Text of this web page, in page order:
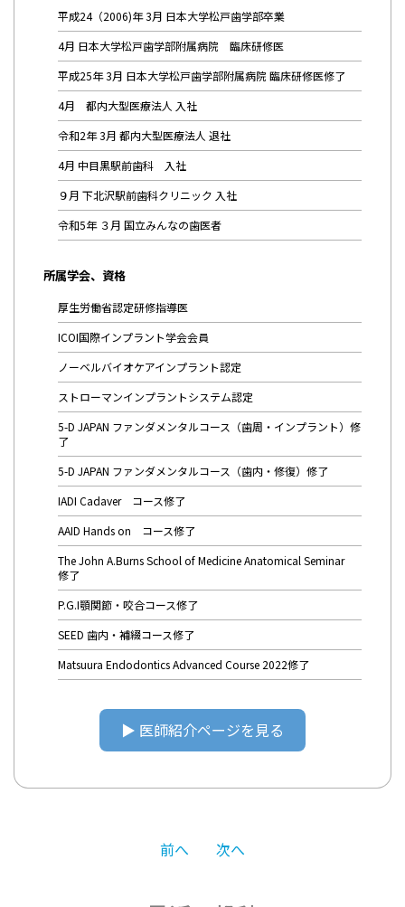
平成24（2006)年 3月 日本大学松戸歯学部卒業
4月 日本大学松戸歯学部附属病院 臨床研修医
平成25年 3月 日本大学松戸歯学部附属病院 臨床研修医修了
4月 都内大型医療法人 入社
令和2年 3月 都内大型医療法人 退社
4月 中目黒駅前歯科 入社
９月 下北沢駅前歯科クリニック 入社
令和5年 ３月 国立みんなの歯医者
所属学会、資格
厚生労働省認定研修指導医
ICOI国際インプラント学会会員
ノーベルバイオケアインプラント認定
ストローマンインプラントシステム認定
5-D JAPAN ファンダメンタルコース（歯周・インプラント）修
了
5-D JAPAN ファンダメンタルコース（歯内・修復）修了
IADI Cadaver コース修了
AAID Hands on コース修了
The John A.Burns School of Medicine Anatomical Seminar
修了
P.G.I顎関節・咬合コース修了
SEED 歯内・補綴コース修了
Matsuura Endodontics Advanced Course 2022修了
▶︎ 医師紹介ページを見る
投
前へ 次へ